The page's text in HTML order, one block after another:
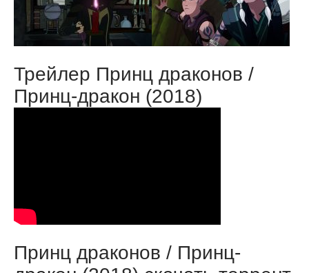
Трейлер Принц драконов /
Принц-дракон (2018)
Принц драконов / Принц-